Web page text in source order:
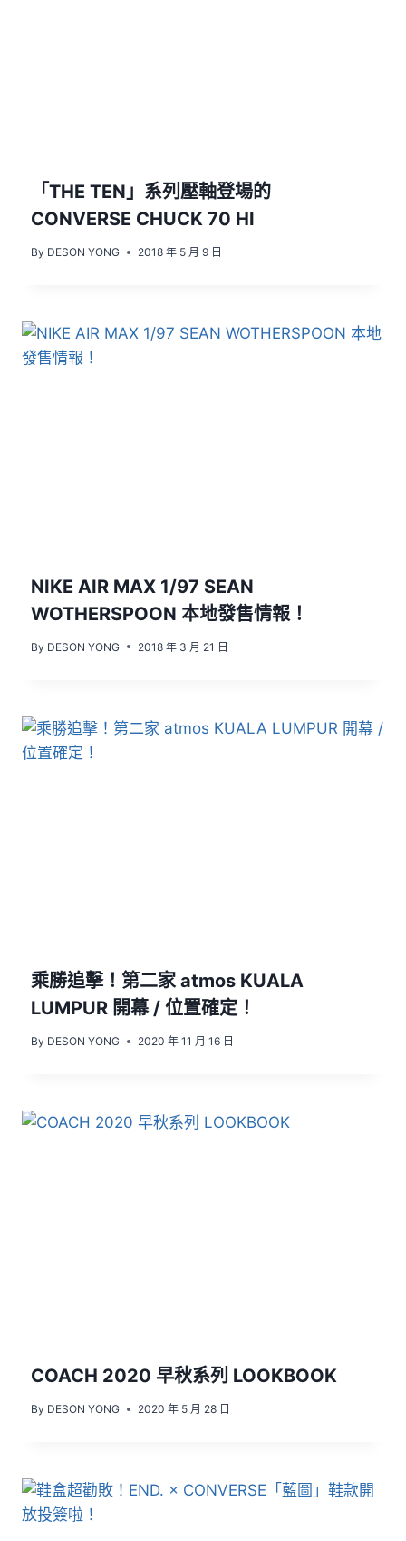
「THE TEN」系列壓軸登場的
CONVERSE CHUCK 70 HI
By DESON YONG 2018 年 5 月 9 日
NIKE AIR MAX 1/97 SEAN
WOTHERSPOON 本地發售情報！
By DESON YONG 2018 年 3 月 21 日
乘勝追擊！第二家 atmos KUALA
LUMPUR 開幕 / 位置確定！
By DESON YONG 2020 年 11 月 16 日
COACH 2020 早秋系列 LOOKBOOK
By DESON YONG 2020 年 5 月 28 日